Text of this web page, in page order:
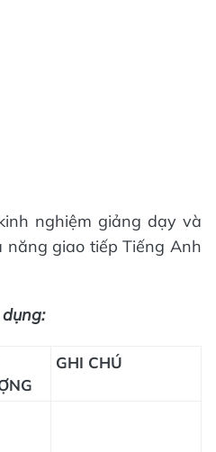
nghiệm giảng dạy và
năng giao tiếp Tiếng Anh
GHI CHÚ